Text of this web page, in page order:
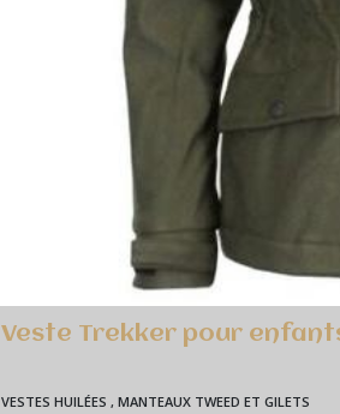
Veste Trekker pour
VESTES HUILÉES , MANTEAUX TWEED ET GILETS